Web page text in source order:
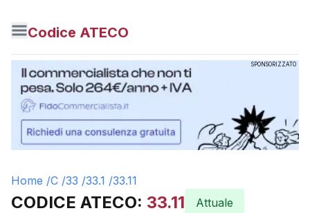
Codice ATECO
SPONSORIZZATO
Home /C /33 /33.1 /33.11
CODICE ATECO: 33.11 Attuale